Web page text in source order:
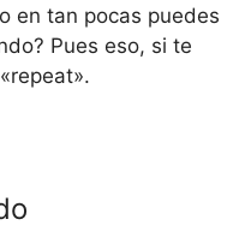
en tan pocas puedes
Pues eso, si te